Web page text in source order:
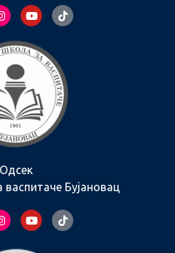
Одсек
Бујановац